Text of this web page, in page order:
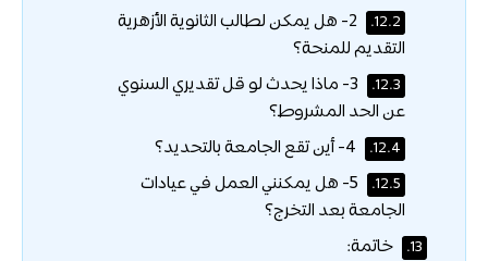
12.2.
2- هل يمكن لطالب الثانوية الأزهرية
التقديم للمنحة؟
12.3.
3- ماذا يحدث لو قل تقديري السنوي
عن الحد المشروط؟
12.4.
12.5.
5- هل يمكنني العمل في عيادات
الجامعة بعد التخرج؟
13. خاتمة: